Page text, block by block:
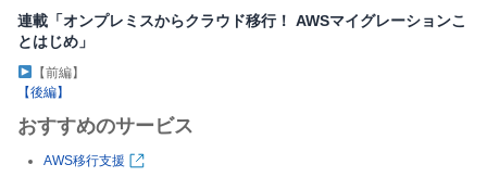
連載「オンプレミスからクラウド移行！ AWSマイグレーションこ
とはじめ」
【前編】
【後編】
おすすめのサービス
AWS移行支援